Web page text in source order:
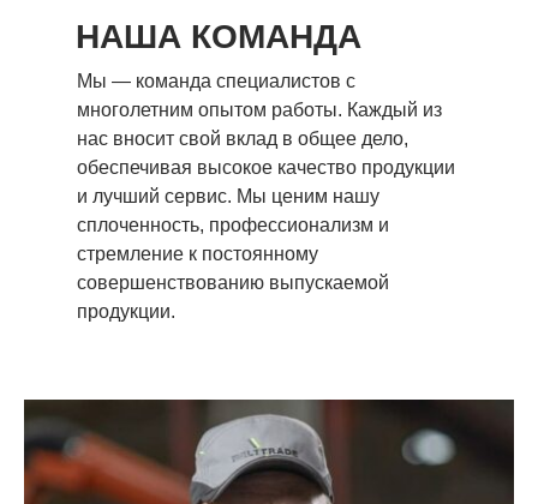
НАША КОМАНДА
Мы — команда специалистов с
многолетним опытом работы. Каждый из
нас вносит свой вклад в общее дело,
обеспечивая высокое качество продукции
и лучший сервис. Мы ценим нашу
сплоченность, профессионализм и
стремление к постоянному
совершенствованию выпускаемой
продукции.